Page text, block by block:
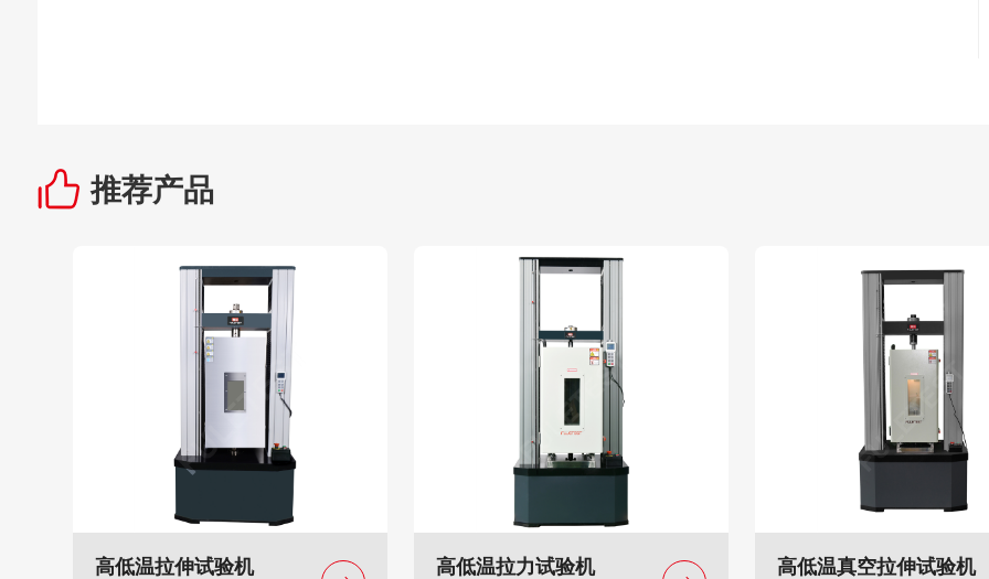
推荐产品
高低温拉伸试验机 高低温拉力试验机 高低温真空拉伸试验机